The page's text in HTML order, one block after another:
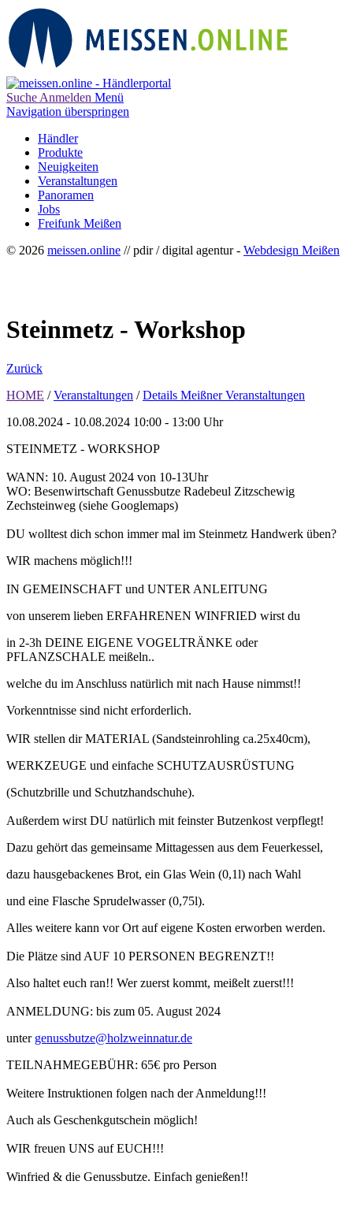
Suche Anmelden Menü
Navigation überspringen
Händler
Produkte
Neuigkeiten
Veranstaltungen
Panoramen
Jobs
Freifunk Meißen
© 2026 meissen.online // pdir / digital agentur - Webdesign Meißen
Steinmetz - Workshop
Zurück
HOME / Veranstaltungen / Details Meißner Veranstaltungen
10.08.2024 - 10.08.2024 10:00 - 13:00 Uhr
STEINMETZ - WORKSHOP
WANN: 10. August 2024 von 10-13Uhr
WO: Besenwirtschaft Genussbutze Radebeul Zitzschewig
Zechsteinweg (siehe Googlemaps)
DU wolltest dich schon immer mal im Steinmetz Handwerk üben?
WIR machens möglich!!!
IN GEMEINSCHAFT und UNTER ANLEITUNG
von unserem lieben ERFAHRENEN WINFRIED wirst du
in 2-3h DEINE EIGENE VOGELTRÄNKE oder
PFLANZSCHALE meißeln..
welche du im Anschluss natürlich mit nach Hause nimmst!!
Vorkenntnisse sind nicht erforderlich.
WIR stellen dir MATERIAL (Sandsteinrohling ca.25x40cm),
WERKZEUGE und einfache SCHUTZAUSRÜSTUNG
(Schutzbrille und Schutzhandschuhe).
Außerdem wirst DU natürlich mit feinster Butzenkost verpflegt!
Dazu gehört das gemeinsame Mittagessen aus dem Feuerkessel,
dazu hausgebackenes Brot, ein Glas Wein (0,1l) nach Wahl
und eine Flasche Sprudelwasser (0,75l).
Alles weitere kann vor Ort auf eigene Kosten erworben werden.
Die Plätze sind AUF 10 PERSONEN BEGRENZT!!
Also haltet euch ran!! Wer zuerst kommt, meißelt zuerst!!!
ANMELDUNG: bis zum 05. August 2024
unter genussbutze@holzweinnatur.de
TEILNAHMEGEBÜHR: 65€ pro Person
Weitere Instruktionen folgen nach der Anmeldung!!!
Auch als Geschenkgutschein möglich!
WIR freuen UNS auf EUCH!!!
Winfried & die Genussbutze. Einfach genießen!!